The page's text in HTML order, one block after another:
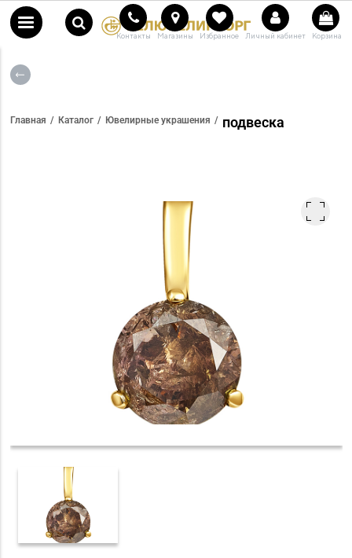
Контакты Магазины Избранное Личный кабинет Корзина
Главная Каталог Ювелирные украшения подвеска